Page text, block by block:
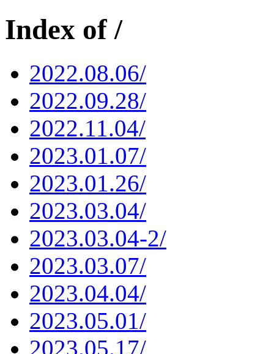
Index of /
2022.08.06/
2022.09.28/
2022.11.04/
2023.01.07/
2023.01.26/
2023.03.04/
2023.03.04-2/
2023.03.07/
2023.04.04/
2023.05.01/
2023.05.17/